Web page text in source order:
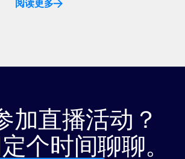
阅读更多
加直播活动？
个时间聊聊。